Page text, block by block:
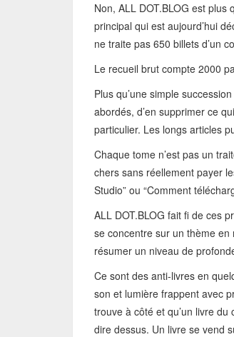
Non, ALL DOT.BLOG est plus
principal qui est aujourd’hui
ne traite pas 650 billets d’un
Le recueil brut compte 2000
Plus qu’une simple
abordés, d’en supprimer ce
particulier. Les longs articles
Chaque tome n’est pas un
chers sans réellement payer
Studio” ou “Comment
ALL DOT.BLOG fait fi de ces
se concentre sur un thème
résumer un niveau de
Ce sont des anti-livres en
son et lumière frappent avec
trouve à côté et qu’un livre du
dire dessus. Un livre se vend